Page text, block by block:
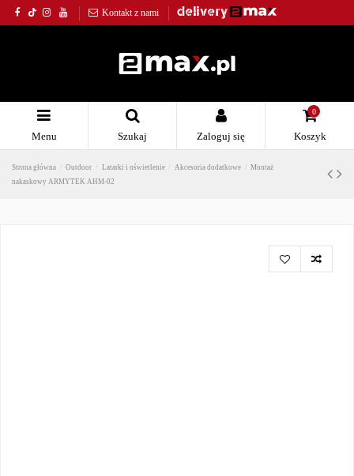
Kontakt z nami
Menu Szukaj Zaloguj się
0
Koszyk
Strona główna Outdoor Latarki i oświetlenie Akcesoria dodatkowe
Montaż
nakaskowy ARMYTEK AHM-02